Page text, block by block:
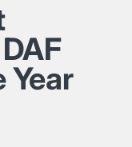
Year